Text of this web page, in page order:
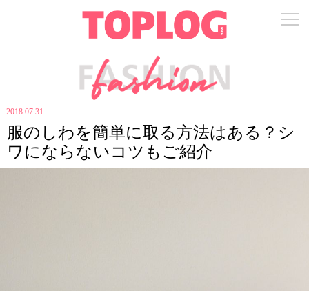
2018.07.31
服のしわを簡単に取る方法はある？シ
ワにならないコツもご紹介